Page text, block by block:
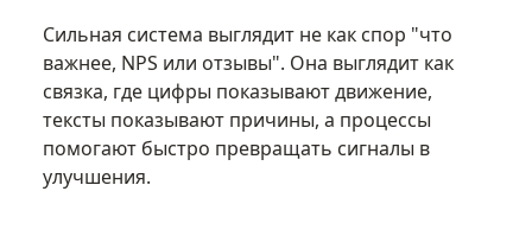
Сильная система выглядит не как спор "что
важнее, NPS или отзывы". Она выглядит как
связка, где цифры показывают движение,
тексты показывают причины, а процессы
помогают быстро превращать сигналы в
улучшения.